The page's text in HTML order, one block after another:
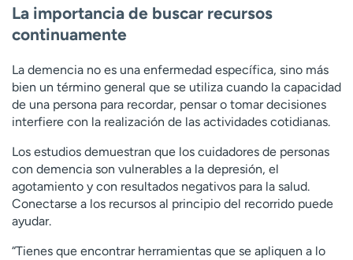
La importancia de buscar recursos
continuamente
La demencia no es una enfermedad específica, sino más
bien un término general que se utiliza cuando la capacidad
de una persona para recordar, pensar o tomar decisiones
interfiere con la realización de las actividades cotidianas.
Los estudios demuestran que los cuidadores de personas
con demencia son vulnerables a la depresión, el
agotamiento y con resultados negativos para la salud.
Conectarse a los recursos al principio del recorrido puede
ayudar.
“Tienes que encontrar herramientas que se apliquen a lo